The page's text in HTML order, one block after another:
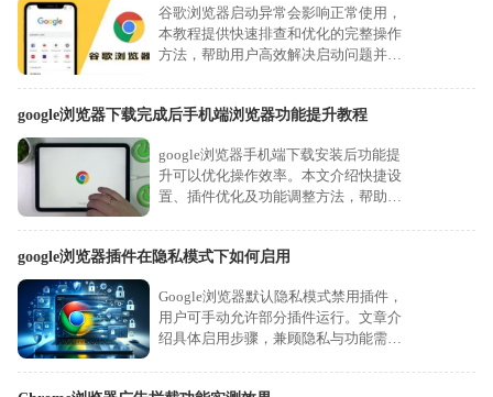
谷歌浏览器启动异常会影响正常使用，
本教程提供快速排查和优化的完整操作
方法，帮助用户高效解决启动问题并保
google浏览器下载完成后手机端浏览器功能提升教程
google浏览器手机端下载安装后功能提
升可以优化操作效率。本文介绍快捷设
置、插件优化及功能调整方法，帮助用
google浏览器插件在隐私模式下如何启用
Google浏览器默认隐私模式禁用插件，
用户可手动允许部分插件运行。文章介
绍具体启用步骤，兼顾隐私与功能需